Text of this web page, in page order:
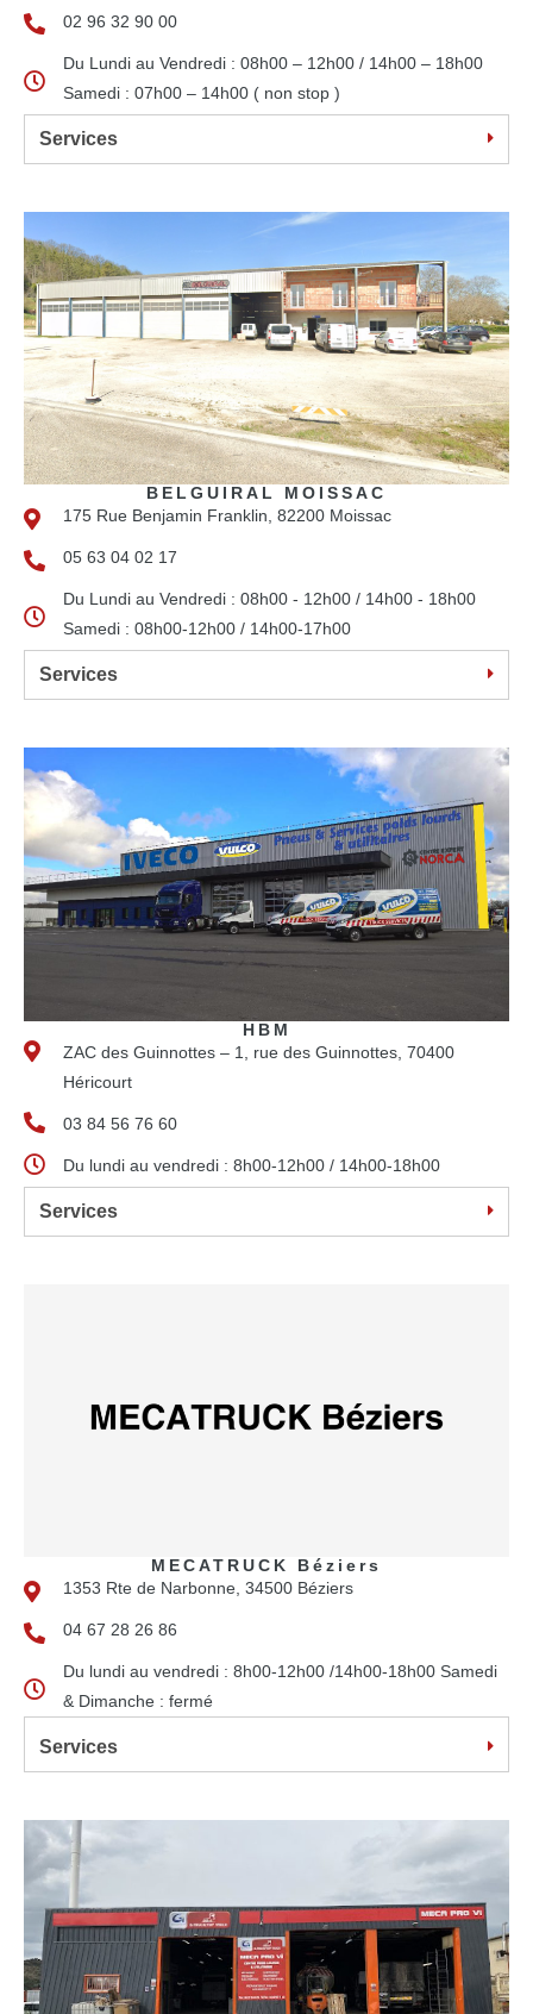
02 96 32 90 00
Du Lundi au Vendredi : 08h00 – 12h00 / 14h00 – 18h00
Samedi : 07h00 – 14h00 ( non stop )
Services
BELGUIRAL MOISSAC
175 Rue Benjamin Franklin, 82200 Moissac
05 63 04 02 17
Du Lundi au Vendredi : 08h00 - 12h00 / 14h00 - 18h00
Samedi : 08h00-12h00 / 14h00-17h00
Services
HBM
ZAC des Guinnottes – 1, rue des Guinnottes, 70400
Héricourt
03 84 56 76 60
Du lundi au vendredi : 8h00-12h00 / 14h00-18h00
Services
MECATRUCK Béziers
1353 Rte de Narbonne, 34500 Béziers
04 67 28 26 86
Du lundi au vendredi : 8h00-12h00 /14h00-18h00 Samedi
& Dimanche : fermé
Services